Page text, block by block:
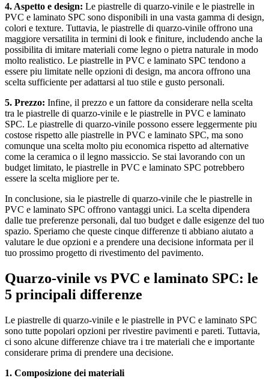
4. Aspetto e design: Le piastrelle di quarzo-vinile e le piastrelle in
PVC e laminato SPC sono disponibili in una vasta gamma di design,
colori e texture. Tuttavia, le piastrelle di quarzo-vinile offrono una
maggiore versatilita in termini di look e finiture, includendo anche la
possibilita di imitare materiali come legno o pietra naturale in modo
molto realistico. Le piastrelle in PVC e laminato SPC tendono a
essere piu limitate nelle opzioni di design, ma ancora offrono una
scelta sufficiente per adattarsi al tuo stile e gusto personali.
5. Prezzo: Infine, il prezzo e un fattore da considerare nella scelta
tra le piastrelle di quarzo-vinile e le piastrelle in PVC e laminato
SPC. Le piastrelle di quarzo-vinile possono essere leggermente piu
costose rispetto alle piastrelle in PVC e laminato SPC, ma sono
comunque una scelta molto piu economica rispetto ad alternative
come la ceramica o il legno massiccio. Se stai lavorando con un
budget limitato, le piastrelle in PVC e laminato SPC potrebbero
essere la scelta migliore per te.
In conclusione, sia le piastrelle di quarzo-vinile che le piastrelle in
PVC e laminato SPC offrono vantaggi unici. La scelta dipendera
dalle tue preferenze personali, dal tuo budget e dalle esigenze del tuo
spazio. Speriamo che queste cinque differenze ti abbiano aiutato a
valutare le due opzioni e a prendere una decisione informata per il
tuo prossimo progetto di rivestimento del pavimento.
Quarzo-vinile vs PVC e laminato SPC: le
5 principali differenze
Le piastrelle di quarzo-vinile e le piastrelle in PVC e laminato SPC
sono tutte popolari opzioni per rivestire pavimenti e pareti. Tuttavia,
ci sono alcune differenze chiave tra i tre materiali che e importante
considerare prima di prendere una decisione.
1. Composizione dei materiali